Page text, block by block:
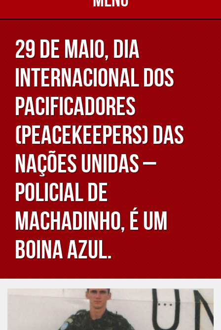
29 de maio, Dia
Internacional dos
Pacificadores
(Peacekeepers) das
Nações Unidas –
Policial de
Machadinho, é um
Boina Azul.